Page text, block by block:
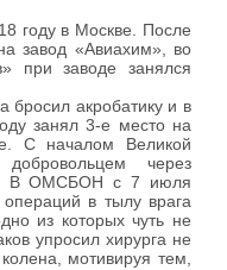
году в Москве. После
завод «Авиахим», во
при заводе занялся
акробатику и в
занял 3-е место на
С началом Великой
через
В ОМСБОН с 7 июля
в тылу врага
из которых чуть не
упросил хирурга не
мотивируя тем,